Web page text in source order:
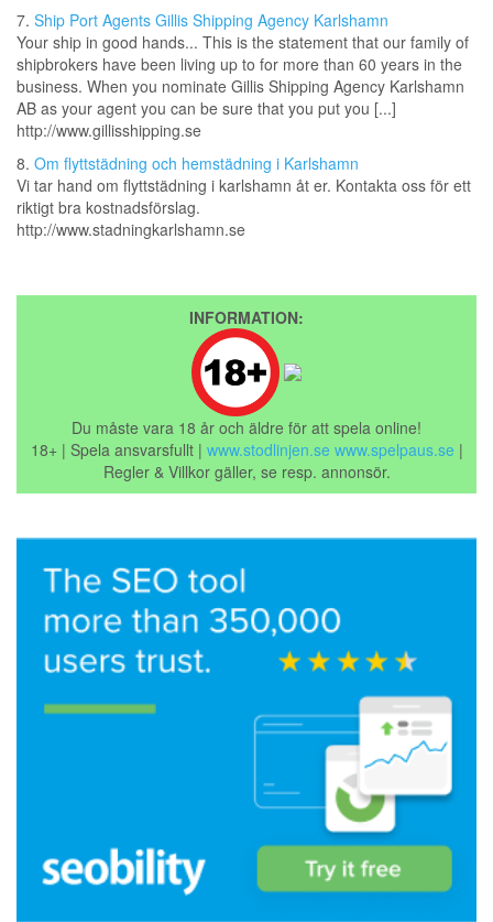
7. Ship Port Agents Gillis Shipping Agency Karlshamn
Your ship in good hands... This is the statement that our family of
shipbrokers have been living up to for more than 60 years in the
business. When you nominate Gillis Shipping Agency Karlshamn
AB as your agent you can be sure that you put you [...]
http://www.gillisshipping.se
8. Om flyttstädning och hemstädning i Karlshamn
Vi tar hand om flyttstädning i karlshamn åt er. Kontakta oss för ett
riktigt bra kostnadsförslag.
http://www.stadningkarlshamn.se
INFORMATION:
Du måste vara 18 år och äldre för att spela online!
18+ | Spela ansvarsfullt | www.stodlinjen.se www.spelpaus.se |
Regler & Villkor gäller, se resp. annonsör.